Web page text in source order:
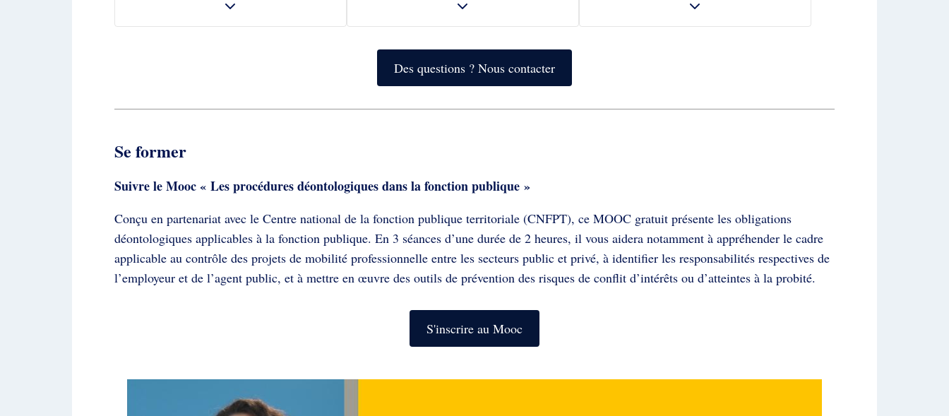
Des questions ? Nous contacter
Se former
Suivre le Mooc « Les procédures déontologiques dans la fonction publique »
Conçu en partenariat avec le Centre national de la fonction publique territoriale (CNFPT), ce MOOC gratuit présente les obligations
déontologiques applicables à la fonction publique. En 3 séances d’une durée de 2 heures, il vous aidera notamment à appréhender le cadre
applicable au contrôle des projets de mobilité professionnelle entre les secteurs public et privé, à identifier les responsabilités respectives de
l’employeur et de l’agent public, et à mettre en œuvre des outils de prévention des risques de conflit d’intérêts ou d’atteintes à la probité.
S'inscrire au Mooc